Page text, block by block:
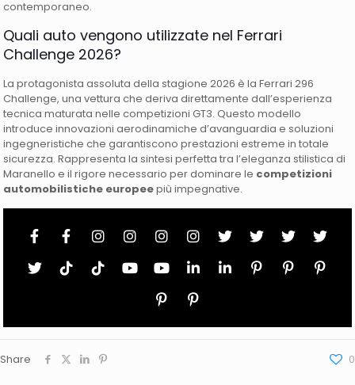
contemporaneo.
Quali auto vengono utilizzate nel Ferrari
Challenge 2026?
La protagonista assoluta della stagione 2026 è la Ferrari 296
Challenge, una vettura che deriva direttamente dall’esperienza
tecnica maturata nelle competizioni GT3. Questo modello
introduce innovazioni aerodinamiche d’avanguardia e soluzioni
ingegneristiche che garantiscono prestazioni estreme in totale
sicurezza. Rappresenta la sintesi perfetta tra l’eleganza stilistica di
Maranello e il rigore necessario per dominare le competizioni
automobilistiche europeepiù impegnative.
Share 0